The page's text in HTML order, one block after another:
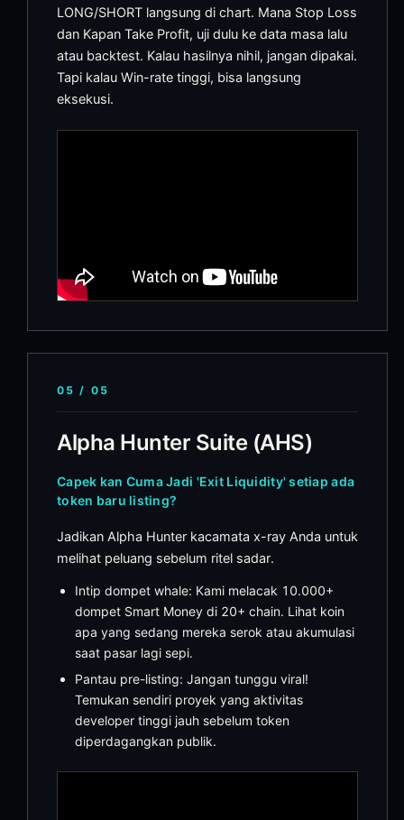
LONG/SHORT langsung di chart. Mana Stop Loss
dan Kapan Take Profit, uji dulu ke data masa lalu
atau backtest. Kalau hasilnya nihil, jangan dipakai.
Tapi kalau Win-rate tinggi, bisa langsung
eksekusi.
05 / 05
Alpha Hunter Suite (AHS)
Capek kan Cuma Jadi 'Exit Liquidity' setiap ada
token baru listing?
Jadikan Alpha Hunter kacamata x-ray Anda untuk
melihat peluang sebelum ritel sadar.
Intip dompet whale: Kami melacak 10.000+
dompet Smart Money di 20+ chain. Lihat koin
apa yang sedang mereka serok atau akumulasi
saat pasar lagi sepi.
Pantau pre-listing: Jangan tunggu viral!
Temukan sendiri proyek yang aktivitas
developer tinggi jauh sebelum token
diperdagangkan publik.